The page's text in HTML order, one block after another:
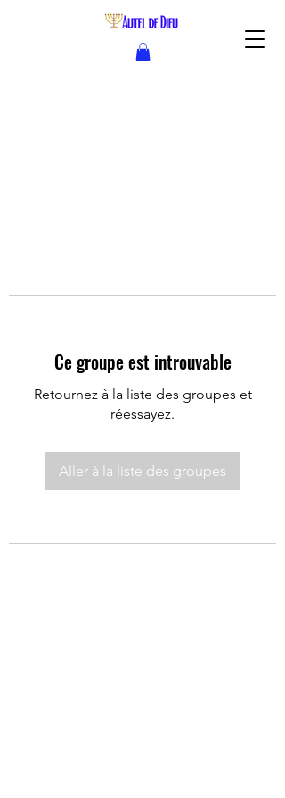
Ce groupe est introuvable
Retournez à la liste des groupes et
réessayez.
Aller à la liste des groupes